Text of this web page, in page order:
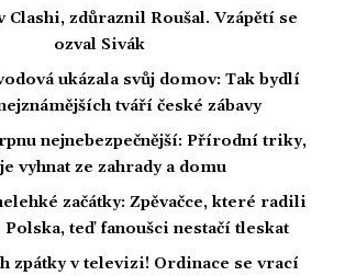
Clashi, zdůraznil Roušal. Vzápětí se
ozval Sivák
ukázala svůj domov: Tak bydlí
tváří české zábavy
nejnebezpečnější: Přírodní triky,
vyhnat ze zahrady a domu
začátky: Zpěvačce, které radili
teď fanoušci nestačí tleskat
zpátky v televizi! Ordinace se vrací